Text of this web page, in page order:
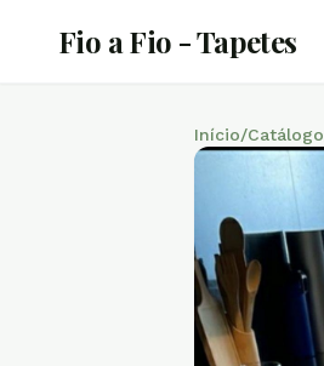
Fio a Fio - Tapetes
Início/Catálogo